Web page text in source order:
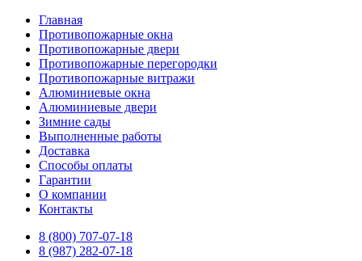
Главная
Противопожарные окна
Противопожарные двери
Противопожарные перегородки
Противопожарные витражи
Алюминиевые окна
Алюминиевые двери
Зимние сады
Выполненные работы
Доставка
Способы оплаты​
Гарантии
О компании
Контакты
8 (800) 707-07-18
8 (987) 282-07-18